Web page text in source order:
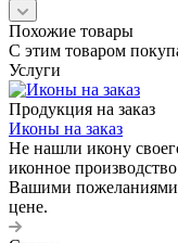
Похожие товары
С этим товаром
Услуги
Продукция на заказ
Иконы на заказ
Не нашли икону
иконное
Вашими
цене.